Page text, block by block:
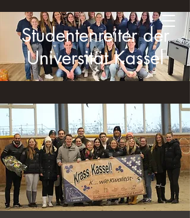
Studentenreiter der
Universität Kassel